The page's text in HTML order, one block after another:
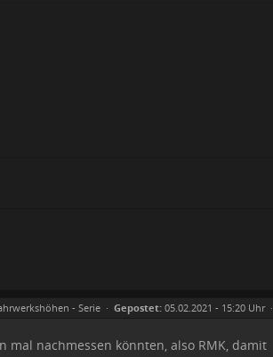
- Serie · Gepostet: 05.02.2021 - 15:20 Uhr ·
nachmessen könnten, also RMK, damit